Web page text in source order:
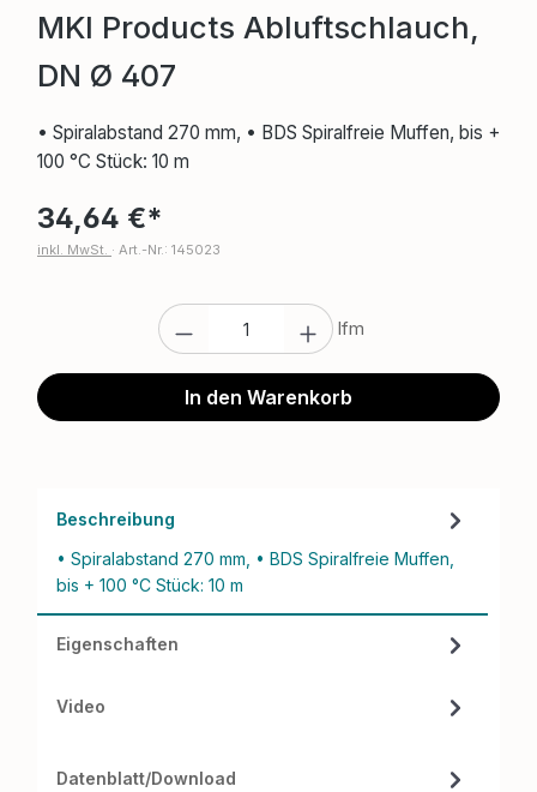
MKI Products Abluftschlauch,
DN Ø 407
• Spiralabstand 270 mm, • BDS Spiralfreie Muffen, bis +
100 °C Stück: 10 m
34,64 €*
inkl. MwSt. · Art.-Nr.: 145023
Produkt Anzahl: Gib den
lfm
In den Warenkorb
Beschreibung
• Spiralabstand 270 mm, • BDS Spiralfreie Muffen,
bis + 100 °C Stück: 10 m
Eigenschaften
Video
Datenblatt/Download